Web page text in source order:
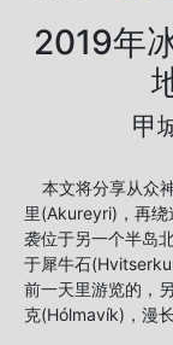
2019年
甲
本文将分享从众
里(Akureyri)，再
袭位于另一个半岛
于犀牛石
前一天里游览的，
克(Hólmavík)，漫